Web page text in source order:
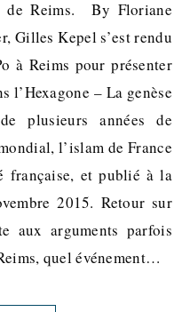
de Reims. By Floriane
Gilles Kepel s’est rendu
à Reims pour présenter
l’Hexagone – La genèse
plusieurs années de
l’islam de France
française, et publié à la
2015. Retour sur
aux arguments parfois
quel événement…